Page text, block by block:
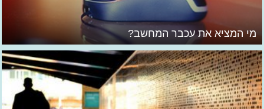
מי המציא את עכבר המחשב?